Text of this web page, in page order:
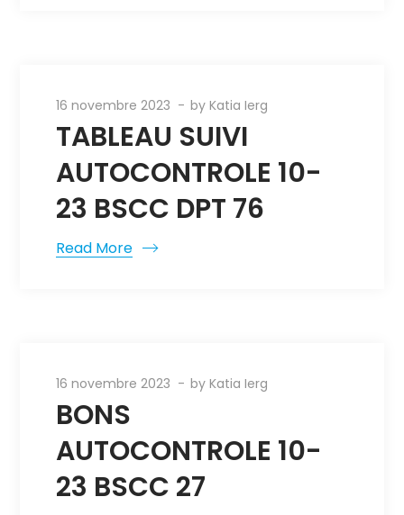
16 novembre 2023 byKatia Ierg
TABLEAU SUIVI
AUTOCONTROLE 10-
23 BSCC DPT 76
Read More
16 novembre 2023 byKatia Ierg
BONS
AUTOCONTROLE 10-
23 BSCC 27